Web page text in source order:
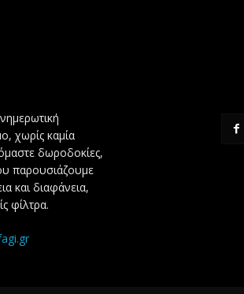
χωρίς καμία
δωροδοκίες,
παρουσιάζουμε
και διαφάνεια,
φίλτρα.